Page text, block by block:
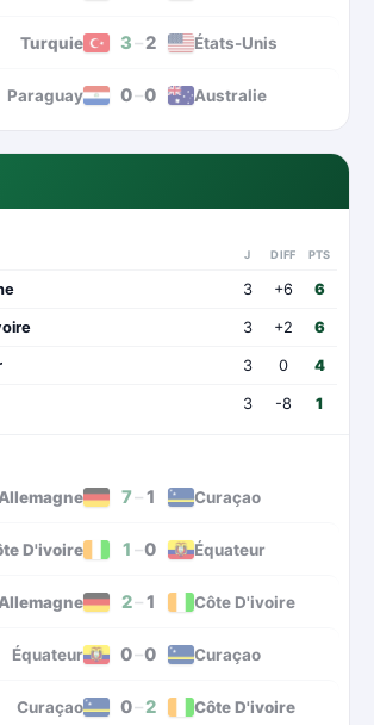
Turquie 3–2 États-Unis
Paraguay 0–0 Australie
J DIFF PTS
3 +6 6
3 +2 6
3 0 4
3 -8 1
Allemagne 7–1 Curaçao
D'ivoire 1 –0 Équateur
Allemagne 2–1 Côte D'ivoire
Équateur 0–0 Curaçao
Curaçao 0–2 Côte D'ivoire